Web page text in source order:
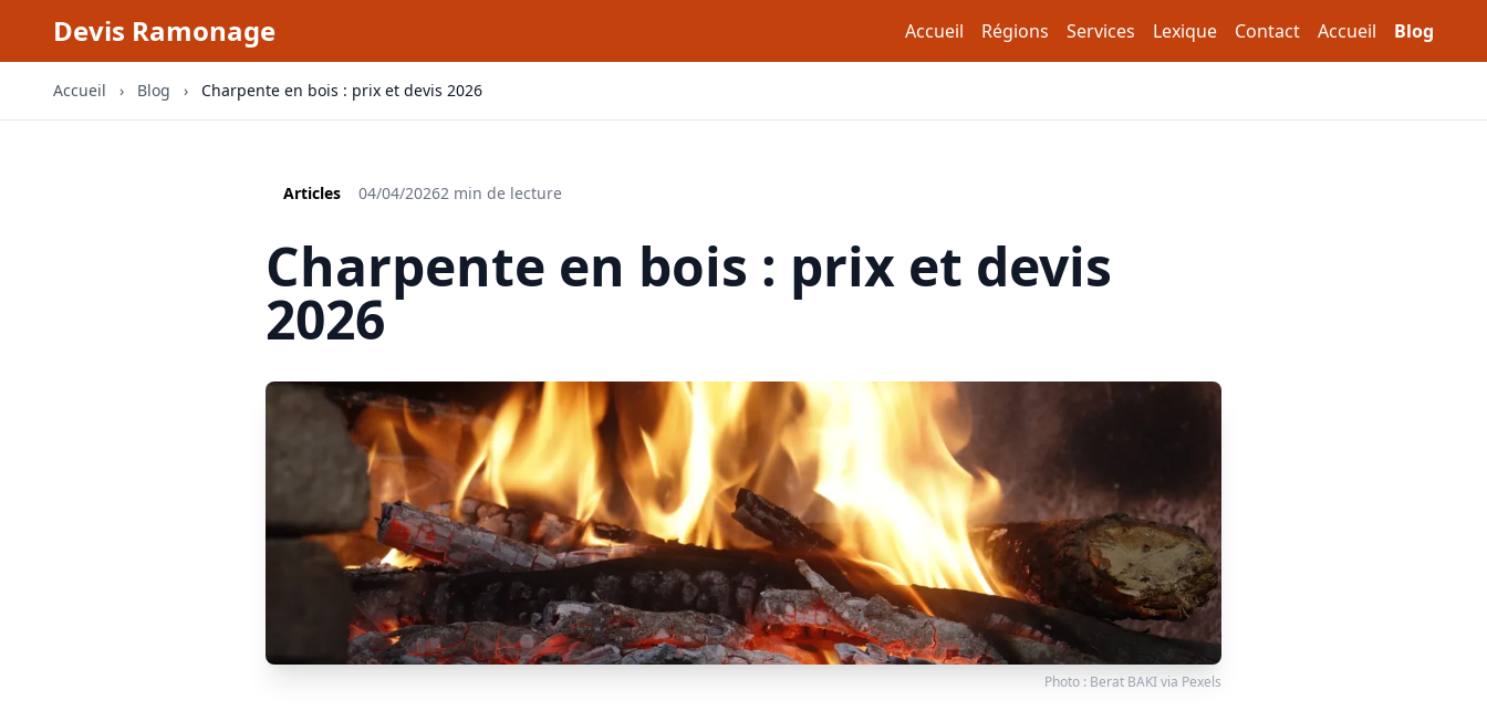
Devis Ramonage Accueil Régions Services Lexique Contact Accueil Blog
Accueil › Blog › Charpente en bois : prix et devis 2026
Articles 04/04/20262 min de lecture
Charpente en bois : prix et devis
2026
Photo : Berat BAKIvia Pexels